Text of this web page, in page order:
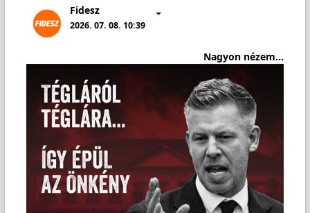
Fidesz
2026. 07. 08. 10:39
Nagyon nézem...